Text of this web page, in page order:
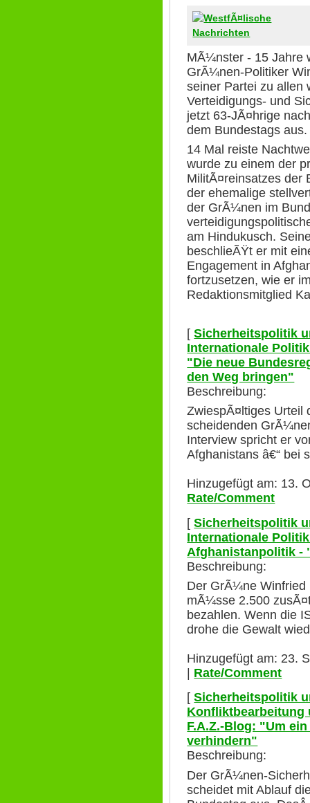
MÃ¼nster - 15 Jahre
GrÃ¼nen-Politiker
seiner Partei zu allen
Verteidigungs- und
jetzt 63-JÃ¤hrige
dem Bundestags aus.
14 Mal reiste
wurde zu einem der
MilitÃ¤reinsatzes der
der ehemalige
der GrÃ¼nen im
am Hindukusch.
beschlieÃŸt er mit
Engagement in
fortzusetzen, wie er
Redaktionsmitglied
[Sicherheitspolitik
Internationale
"Die neue
den Weg bringen"
Beschreibung:
ZwiespÃ¤ltiges Urteil
scheidenden
Interview spricht er
Afghanistans â€“ bei
Hinzugefügt am: 13.
Rate/Comment
[Sicherheitspolitik
Internationale
Afghanistanpolitik -
Beschreibung:
Der GrÃ¼ne Winfried
mÃ¼sse 2.500
bezahlen. Wenn die
drohe die Gewalt
Hinzugefügt am: 23.
Rate/Comment
[Sicherheitspolitik
Konfliktbearbeitung
F.A.Z.-Blog: "Um
verhindern"
Beschreibung:
Der GrÃ¼nen-
scheidet mit Ablauf